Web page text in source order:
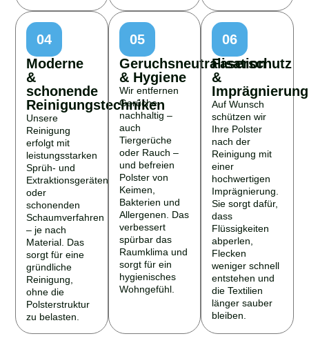
04
Moderne
&
schonende
Reinigungstechniken
Unsere
Reinigung
erfolgt mit
leistungsstarken
Sprüh- und
Extraktionsgeräten
oder
schonenden
Schaumverfahren
– je nach
Material. Das
sorgt für eine
gründliche
Reinigung,
ohne die
Polsterstruktur
zu belasten.
05
Geruchsneutralisation
& Hygiene
Wir entfernen
Gerüche
nachhaltig –
auch
Tiergerüche
oder Rauch –
und befreien
Polster von
Keimen,
Bakterien und
Allergenen. Das
verbessert
spürbar das
Raumklima und
sorgt für ein
hygienisches
Wohngefühl.
06
Faserschutz
&
Imprägnierung
Auf Wunsch
schützen wir
Ihre Polster
nach der
Reinigung mit
einer
hochwertigen
Imprägnierung.
Sie sorgt dafür,
dass
Flüssigkeiten
abperlen,
Flecken
weniger schnell
entstehen und
die Textilien
länger sauber
bleiben.